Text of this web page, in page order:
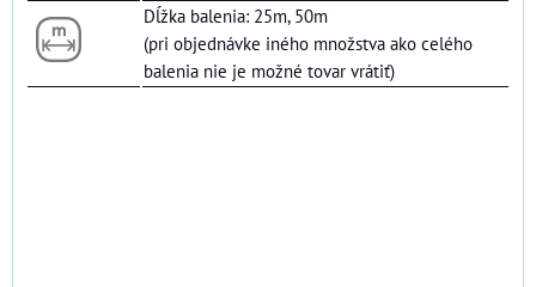
Dĺžka balenia: 25m, 50m
(pri objednávke iného množstva ako celého
balenia nie je možné tovar vrátiť)